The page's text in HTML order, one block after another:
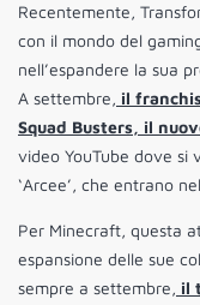
Recentemente,
con il mondo del
nell’espandere la sua
A settembre, il
Squad Busters, il
video YouTube dove si
‘Arcee’, che entrano
Per Minecraft, questa
espansione delle sue
sempre a settembre, il